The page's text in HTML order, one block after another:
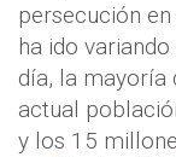
persecución
ha ido
día, la mayoría
actual
y los 15